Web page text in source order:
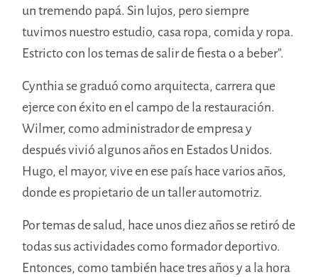
un tremendo papá. Sin lujos, pero siempre
tuvimos nuestro estudio, casa ropa, comida y ropa.
Estricto con los temas de salir de fiesta o a beber”.
Cynthia se graduó como arquitecta, carrera que
ejerce con éxito en el campo de la restauración.
Wilmer, como administrador de empresa y
después vivió algunos años en Estados Unidos.
Hugo, el mayor, vive en ese país hace varios años,
donde es propietario de un taller automotriz.
Por temas de salud, hace unos diez años se retiró de
todas sus actividades como formador deportivo.
Entonces, como también hace tres años y a la hora